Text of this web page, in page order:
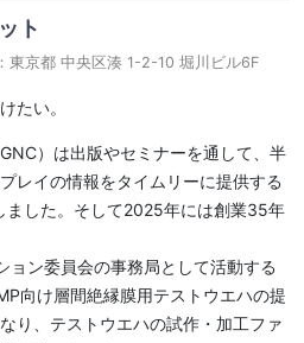
ト
東京都 中央区湊 1-2-10 堀川ビル6F
たい。
）は出版やセミナーを通して、半
レイの情報をタイムリーに提供する
ました。そして2025年には創業35年
ン委員会の事務局として活動する
向け層間絶縁膜用テストウエハの提
り、テストウエハの試作・加工ファ